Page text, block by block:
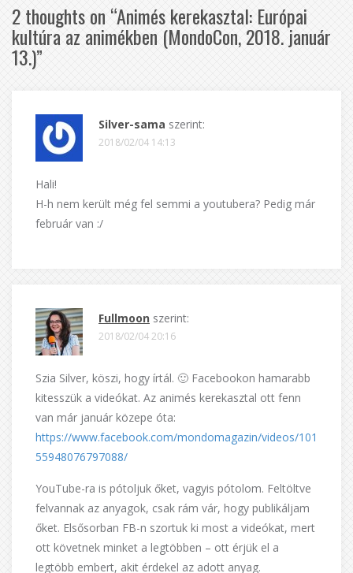
2 thoughts on “Animés kerekasztal: Európai
kultúra az animékben (MondoCon, 2018. január
13.)”
Silver-sama szerint:
2018/02/04 14:13
Hali!
H-h nem került még fel semmi a youtubera? Pedig már
február van :/
Fullmoon szerint:
2018/02/04 20:16
Szia Silver, köszi, hogy írtál. 🙂 Facebookon hamarabb
kitesszük a videókat. Az animés kerekasztal ott fenn
van már január közepe óta:
https://www.facebook.com/mondomagazin/videos/101
55948076797088/
YouTube-ra is pótoljuk őket, vagyis pótolom. Feltöltve
felvannak az anyagok, csak rám vár, hogy publikáljam
őket. Elsősorban FB-n szortuk ki most a videókat, mert
ott követnek minket a legtöbben – ott érjük el a
legtöbb embert, akit érdekel az adott anyag.